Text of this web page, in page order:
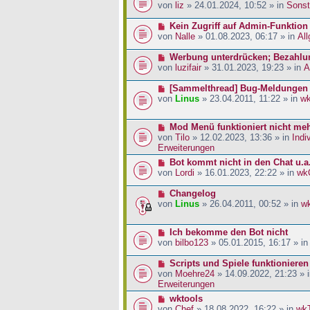
g
i
a
r
e
i
a
e
e
r
e
i
a
von liz » 24.01.2024, 10:52 » in
N
e
e
r
e
i
r
a
g
Kein Zugriff auf Admin-
von Nalle » 01.08.2023, 06:17 » in
N
e
e
r
e
t
r
a
g
Werbung unterdrücken;
von luzifair » 31.01.2023, 19:23 » in
N
e
e
B
e
t
a
g
[Sammelthread] Bug-Meldungen
von Linus » 23.04.2011, 11:22 » in
N
e
u
e
B
e
t
a
g
Mod Menü funktioniert nicht
von Tilo » 12.02.2023, 13:36 » in
Erweiterungen
N
e
e
r
e
t
r
a
g
Bot kommt nicht in den Chat u.a.
von
Lordi » 16.01.2023, 22:22 » in
N
e
e
B
e
t
r
a
g
Changelog
von Linus » 26.04.2011, 00:52 » in
N
e
e
r
B
e
Ich bekomme den Bot nicht
von bilbo123 » 05.01.2015, 16:17 » in
N
e
u
e
Scripts und Spiele
von Moehre24 » 14.09.2022, 21:23 »
Erweiterungen
Nwktools